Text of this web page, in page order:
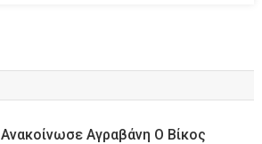
Aνακοίνωσε Αγραβάνη Ο Βίκος